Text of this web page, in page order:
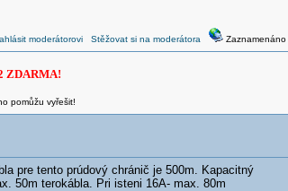
moderátorovi Stěžovat si na moderátora Zaznamenáno
ZDARMA!
pomůžu vyřešit!
pre tento prúdový chránič je 500m. Kapacitný
50m terokábla. Pri isteni 16A- max. 80m